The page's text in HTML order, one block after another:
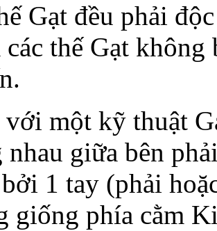
Gạt đều phải
các thế Gạt
với một kỹ thuật
nhau giữa bên
1 tay (phải
giống phía cằm